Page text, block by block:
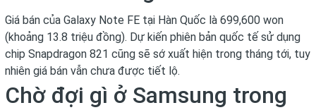
Giá bán của Galaxy Note FE tại Hàn Quốc là 699,600 won
(khoảng 13.8 triệu đồng). Dự kiến phiên bản quốc tế sử dụng
chip Snapdragon 821 cũng sẽ sớ xuất hiện trong tháng tới, tuy
nhiên giá bán vẫn chưa được tiết lộ.
Chờ đợi gì ở Samsung trong